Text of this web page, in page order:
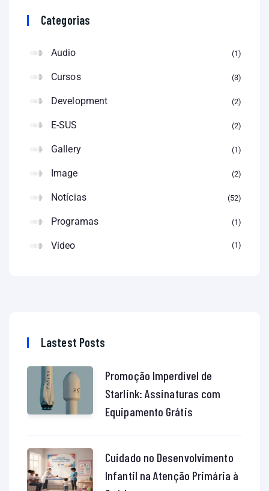
Categorias
Audio 1
Cursos 3
Development 2
E-SUS 2
Gallery 1
Image 2
Notícias 52
Programas 1
Video 1
Lastest Posts
Promoção Imperdível de
Starlink: Assinaturas com
Equipamento Grátis
Cuidado no Desenvolvimento
Infantil na Atenção Primária à